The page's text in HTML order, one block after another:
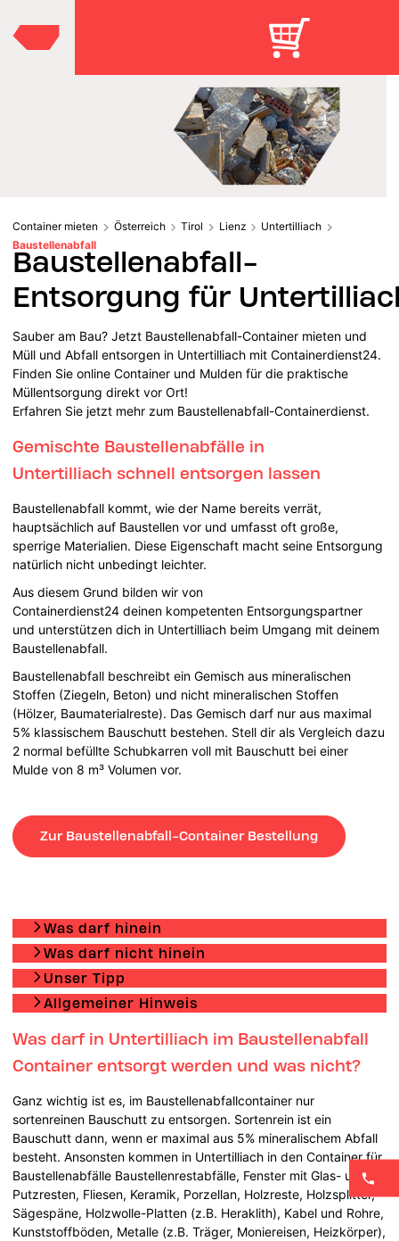
Container mieten Österreich Tirol Lienz
Untertilliach
Baustellenabfall
Baustellenabfall-
Entsorgung für
Sauber am Bau? Jetzt Baustellenabfall-Container mieten und
Müll und Abfall entsorgen in Untertilliach mit Containerdienst24.
Finden Sie online Container und Mulden für die praktische
Müllentsorgung direkt vor Ort!
Erfahren Sie jetzt mehr zum Baustellenabfall-Containerdienst.
Gemischte Baustellenabfälle in
Untertilliach schnell entsorgen lassen
Baustellenabfall kommt, wie der Name bereits verrät,
hauptsächlich auf Baustellen vor und umfasst oft große,
sperrige Materialien. Diese Eigenschaft macht seine Entsorgung
natürlich nicht unbedingt leichter.
Aus diesem Grund bilden wir von
Containerdienst24 deinen kompetenten Entsorgungspartner
und unterstützen dich in Untertilliach beim Umgang mit deinem
Baustellenabfall.
Baustellenabfall beschreibt ein Gemisch aus mineralischen
Stoffen (Ziegeln, Beton) und nicht mineralischen Stoffen
(Hölzer, Baumaterialreste). Das Gemisch darf nur aus maximal
5% klassischem Bauschutt bestehen. Stell dir als Vergleich dazu
2 normal befüllte Schubkarren voll mit Bauschutt bei einer
Mulde von 8 m³ Volumen vor.
Zur Baustellenabfall-Container Bestellung
Was darf hinein
Was darf nicht hinein
Unser Tipp
Allgemeiner Hinweis
Was darf in Untertilliach im Baustellenabfall
Container entsorgt werden und was nicht?
Ganz wichtig ist es, im Baustellenabfallcontainer nur
sortenreinen Bauschutt zu entsorgen. Sortenrein ist ein
Bauschutt dann, wenn er maximal aus 5% mineralischem Abfall
besteht. Ansonsten kommen in Untertilliach in den Container für
Baustellenabfälle Baustellenrestabfälle, Fenster mit Glas- und
Putzresten, Fliesen, Keramik, Porzellan, Holzreste, Holzsplitter,
Sägespäne, Holzwolle-Platten (z.B. Heraklith), Kabel und Rohre,
Kunststoffböden, Metalle (z.B. Träger, Moniereisen, Heizkörper),